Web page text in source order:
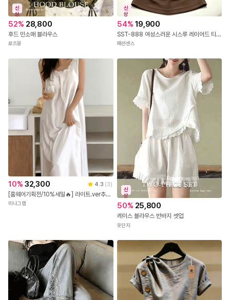
신
상
52% 28,800
후드 민소매 블라우스
로즈몽
신
상
54% 19,900
SST-888 여성스러운 시스루 레이어드 티셔츠
패션센스
10% 32,300 4.3 (3)
[홈웨어기획전/10%세일🔥] 라이트.ver추가! 브라캡내장 율리아 실크 파자마 잠옷원피
미나그램
신
상
50% 25,800
레이스 블라우스 반바지 셋업
옷단지